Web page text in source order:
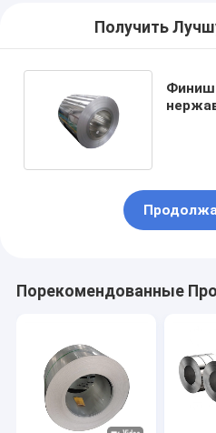
Получить
Финиш
Порекомендованные